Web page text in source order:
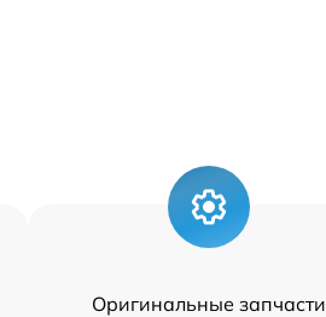
Оригинальные запчасти